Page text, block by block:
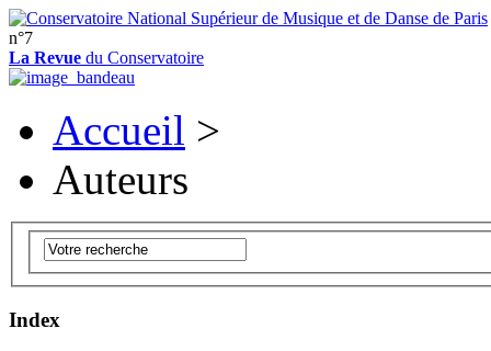
n°7
La Revue du Conservatoire
Accueil >
Auteurs
Index